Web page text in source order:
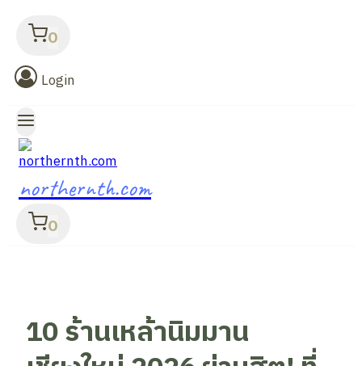
0
Login
northernth.com
0
10 ร้านเหล้านิมมาน